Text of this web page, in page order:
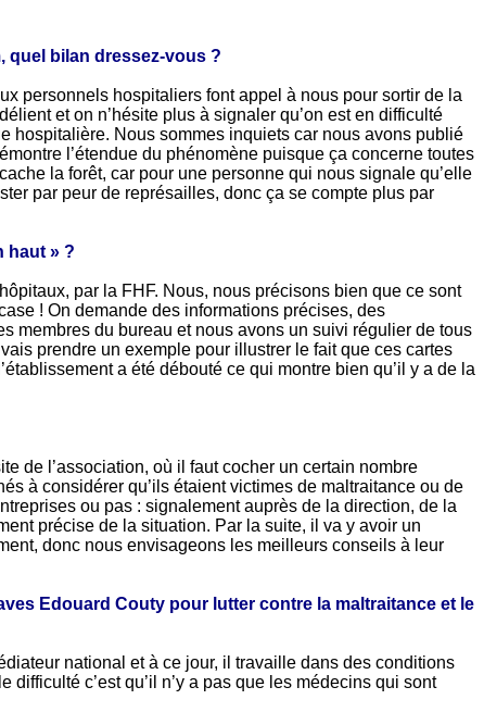
quel bilan dressez-vous ?
personnels hospitaliers font appel à nous pour sortir de la
et on n’hésite plus à signaler qu’on est en difficulté
hospitalière. Nous sommes inquiets car nous avons publié
l’étendue du phénomène puisque ça concerne toutes
la forêt, car pour une personne qui nous signale qu’elle
par peur de représailles, donc ça se compte plus par
haut » ?
par la FHF. Nous, nous précisons bien que ce sont
! On demande des informations précises, des
membres du bureau et nous avons un suivi régulier de tous
prendre un exemple pour illustrer le fait que ces cartes
a été débouté ce qui montre bien qu’il y a de la
de l’association, où il faut cocher un certain nombre
à considérer qu’ils étaient victimes de maltraitance ou de
ou pas : signalement auprès de la direction, de la
précise de la situation. Par la suite, il va y avoir un
donc nous envisageons les meilleurs conseils à leur
Edouard Couty pour lutter contre la maltraitance et le
national et à ce jour, il travaille dans des conditions
c’est qu’il n’y a pas que les médecins qui sont